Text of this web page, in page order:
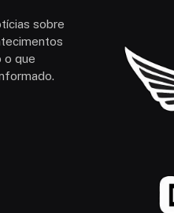
sobre
o que